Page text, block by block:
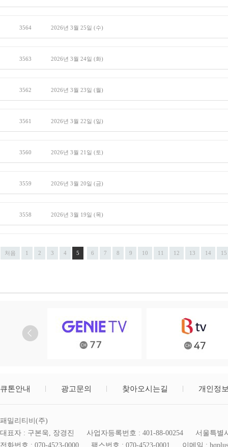
3564 2026년 3월 25일 (수)
3563 2026년 3월 24일 (화)
3562 2026년 3월 23일 (월)
3561 2026년 3월 22일 (일)
3560 2026년 3월 21일 (토)
3559 2026년 3월 20일 (금)
3558 2026년 3월 19일 (목)
처음 1 2 3 4 5 6 7 8 9 10 11 12 13 14 15
큐톤안내 광고문의 찾아오시는길 개인정
패밀리티비(주)
대표자 : 구본욱, 장경진
사업자등록번호 : 401-88-00254
서울특별
전화번호 : 070-4523-0000
팩스번호 : 070-4523-0001 이메일 :